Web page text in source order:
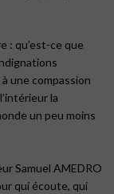
: qu’est-ce que
une compassion
la
un peu moins
Samuel AMEDRO
qui écoute, qui